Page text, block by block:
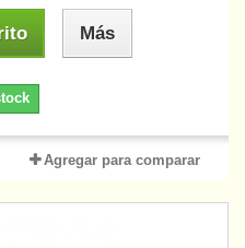
Más
Agregar para comparar